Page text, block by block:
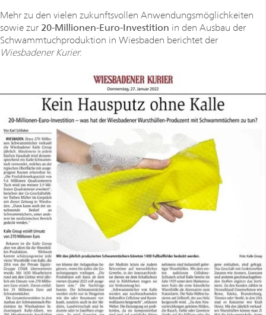
Mehr zu den vielen zukunftsvollen Anwendungsmöglichkeiten
sowie zur 20-Millionen-Euro-Investition in den Ausbau der
Schwammtuchproduktion in Wiesbaden berichtet der
Wiesbadener Kurier: